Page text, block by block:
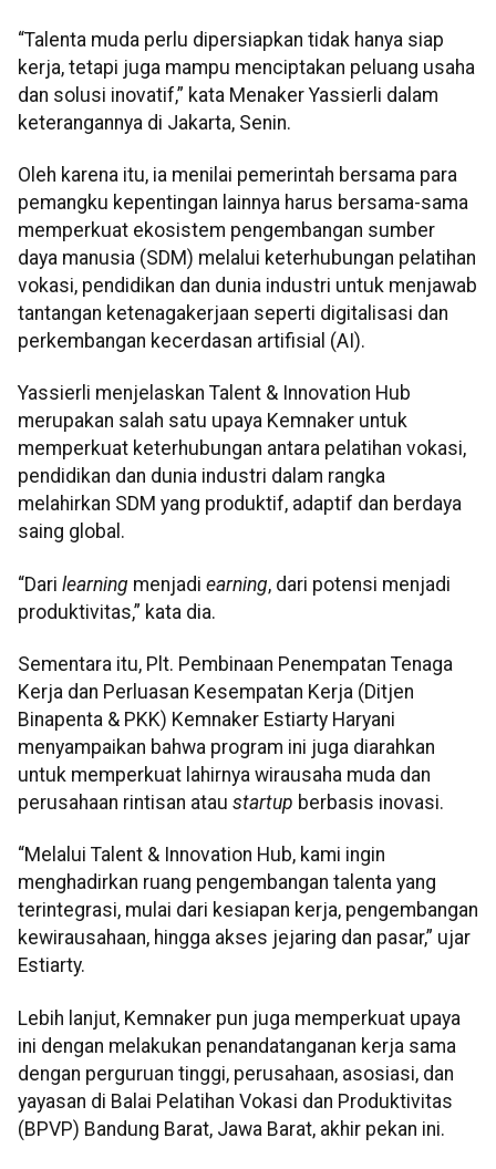
“Talenta muda perlu dipersiapkan tidak hanya siap
kerja, tetapi juga mampu menciptakan peluang usaha
dan solusi inovatif,” kata Menaker Yassierli dalam
keterangannya di Jakarta, Senin.
Oleh karena itu, ia menilai pemerintah bersama para
pemangku kepentingan lainnya harus bersama-sama
memperkuat ekosistem pengembangan sumber
daya manusia (SDM) melalui keterhubungan pelatihan
vokasi, pendidikan dan dunia industri untuk menjawab
tantangan ketenagakerjaan seperti digitalisasi dan
perkembangan kecerdasan artifisial (AI).
Yassierli menjelaskan Talent & Innovation Hub
merupakan salah satu upaya Kemnaker untuk
memperkuat keterhubungan antara pelatihan vokasi,
pendidikan dan dunia industri dalam rangka
melahirkan SDM yang produktif, adaptif dan berdaya
saing global.
“Dari learning menjadi earning, dari potensi menjadi
produktivitas,” kata dia.
Sementara itu, Plt. Pembinaan Penempatan Tenaga
Kerja dan Perluasan Kesempatan Kerja (Ditjen
Binapenta & PKK) Kemnaker Estiarty Haryani
menyampaikan bahwa program ini juga diarahkan
untuk memperkuat lahirnya wirausaha muda dan
perusahaan rintisan atau startup berbasis inovasi.
“Melalui Talent & Innovation Hub, kami ingin
menghadirkan ruang pengembangan talenta yang
terintegrasi, mulai dari kesiapan kerja, pengembangan
kewirausahaan, hingga akses jejaring dan pasar,” ujar
Estiarty.
Lebih lanjut, Kemnaker pun juga memperkuat upaya
ini dengan melakukan penandatanganan kerja sama
dengan perguruan tinggi, perusahaan, asosiasi, dan
yayasan di Balai Pelatihan Vokasi dan Produktivitas
(BPVP) Bandung Barat, Jawa Barat, akhir pekan ini.